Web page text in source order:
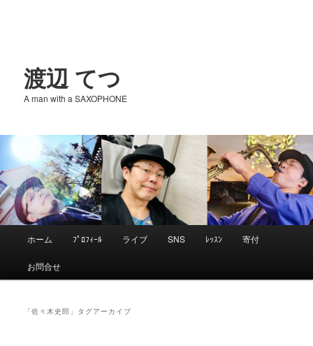
渡辺 てつ
A man with a SAXOPHONE
メ
イ
ン
サ
ブ
コ
ホーム ﾌﾟﾛﾌｨｰﾙ ライブ SNS ﾚｯｽﾝ 寄付
お問合せ
「佐々木史郎 」タグアーカイブ